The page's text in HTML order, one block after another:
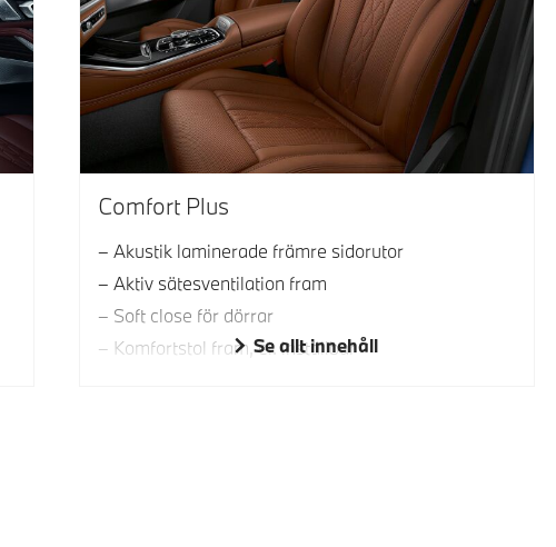
Comfort Plus
Akustik laminerade främre sidorutor
Aktiv sätesventilation fram
Soft close för dörrar
Komfortstol fram, el. inställbar
Se allt innehåll